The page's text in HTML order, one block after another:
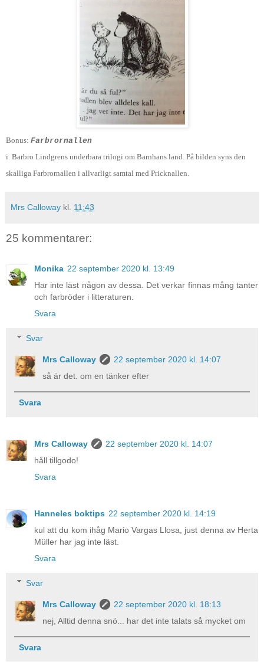
Bonus: Farbrornallen
i Barbro Lindgrens underbara trilogi om Barnhans land. På bilden syns den
skalliga Farbrornallen i allvarligt samtal med Pricknallen.
Mrs Calloway kl. 11:43
25 kommentarer:
Monika 22 september 2020 kl. 13:49
Har inte läst någon av dessa. Det verkar finnas mång tanter
och farbröder i litteraturen.
Svara
Svar
Mrs Calloway
22 september 2020 kl. 14:07
så är det. om en tänker efter
Svara
Mrs Calloway
22 september 2020 kl. 14:07
håll tillgodo!
Svara
Hanneles boktips 22 september 2020 kl. 14:19
kul att du kom ihåg Mario Vargas Llosa, just denna av Herta
Müller har jag inte läst.
Svara
Svar
Mrs Calloway
22 september 2020 kl. 18:13
nej, Alltid denna snö... har det inte talats så mycket om
Svara